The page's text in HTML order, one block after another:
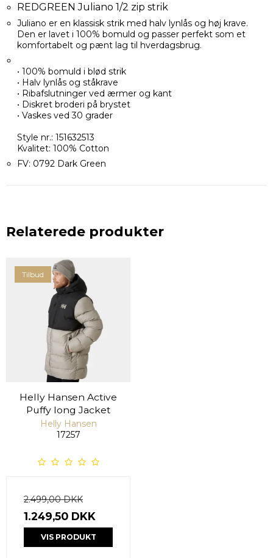
REDGREEN Juliano 1/2 zip strik
Juliano er en klassisk strik med halv lynlås og høj krave.
Den er lavet i 100% bomuld og passer perfekt som et
komfortabelt og pænt lag til hverdagsbrug.
• 100% bomuld i blød strik
• Halv lynlås og ståkrave
• Ribafslutninger ved ærmer og kant
• Diskret broderi på brystet
• Vaskes ved 30 grader
Style nr.: 151632513
Kvalitet: 100% Cotton
FV: 0792 Dark Green
Relaterede produkter
Tilbud
Helly Hansen Active
Puffy long Jacket
Helly Hansen
17257
2.499,00 DKK
1.249,50 DKK
VIS PRODUKT